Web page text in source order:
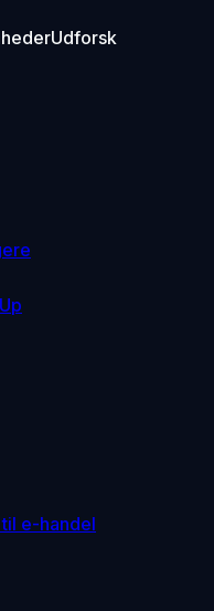
Udforsk
e-handel